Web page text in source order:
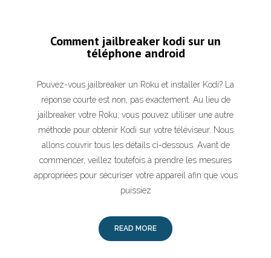
Comment jailbreaker kodi sur un
téléphone android
Pouvez-vous jailbreaker un Roku et installer Kodi? La
réponse courte est non, pas exactement. Au lieu de
jailbreaker votre Roku, vous pouvez utiliser une autre
méthode pour obtenir Kodi sur votre téléviseur. Nous
allons couvrir tous les détails ci-dessous. Avant de
commencer, veillez toutefois à prendre les mesures
appropriées pour sécuriser votre appareil afin que vous
puissiez
READ MORE